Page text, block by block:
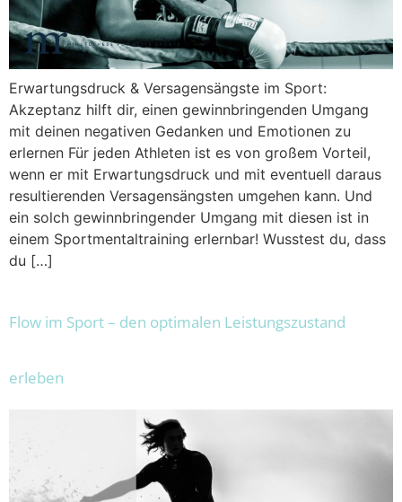
Erwartungsdruck & Versagensängste im Sport:
Akzeptanz hilft dir, einen gewinnbringenden Umgang
mit deinen negativen Gedanken und Emotionen zu
erlernen Für jeden Athleten ist es von großem Vorteil,
wenn er mit Erwartungsdruck und mit eventuell daraus
resultierenden Versagensängsten umgehen kann. Und
ein solch gewinnbringender Umgang mit diesen ist in
einem Sportmentaltraining erlernbar! Wusstest du, dass
du […]
Flow im Sport – den optimalen Leistungszustand
erleben